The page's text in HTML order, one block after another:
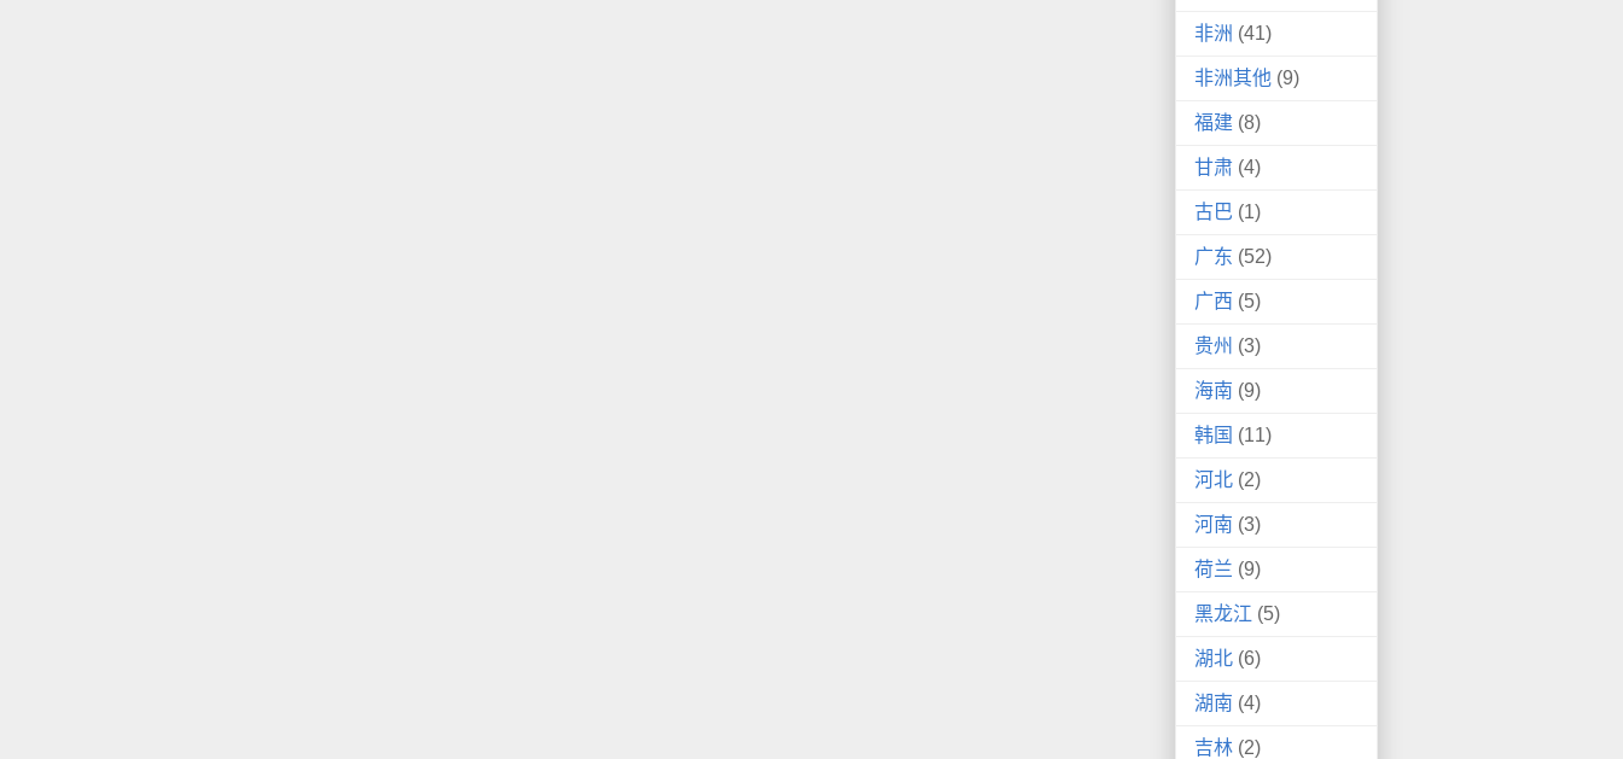
非洲 (41)
非洲其他 (9)
福建 (8)
甘肃 (4)
古巴 (1)
广东 (52)
广西 (5)
贵州 (3)
海南 (9)
韩国 (11)
河北 (2)
河南 (3)
荷兰 (9)
黑龙江 (5)
湖北 (6)
湖南 (4)
吉林 (2)